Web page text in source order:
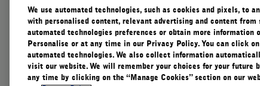
We use automated technologies, such as cookies and pixels, to
with personalised content, relevant advertising and content from
automated technologies preferences or obtain more information
Personalise or at any time in our Privacy Policy. You can click
automated technologies. We also collect information
visit our website. We will remember your choices for your future
any time by clicking on the “Manage Cookies” section on our